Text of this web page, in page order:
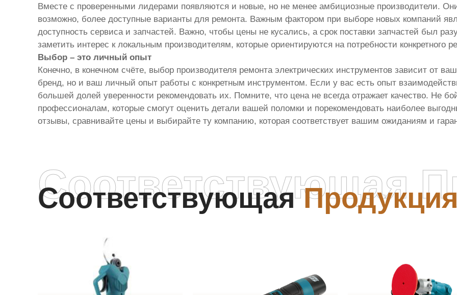
Вместе с проверенными лидерами появляются и новые, но не менее амбициозные производители.
возможно, более доступные варианты для ремонта. Важным фактором при выборе новых компаний
доступность сервиса и запчастей. Важно, чтобы цены не кусались, а срок поставки запчастей был
заметить интерес к локальным производителям, которые ориентируются на потребности конкретного
Выбор – это личный опыт
Конечно, в конечном счёте, выбор производителя ремонта электрических инструментов зависит от
бренд, но и ваш личный опыт работы с конкретным инструментом. Если у вас есть опыт
большей долей уверенности рекомендовать их. Помните, что цена не всегда отражает качество. Не
профессионалам, которые смогут оценить детали вашей поломки и порекомендовать наиболее
отзывы, сравнивайте цены и выбирайте ту компанию, которая соответствует вашим ожиданиям и
Соответствующая
Соответствующая